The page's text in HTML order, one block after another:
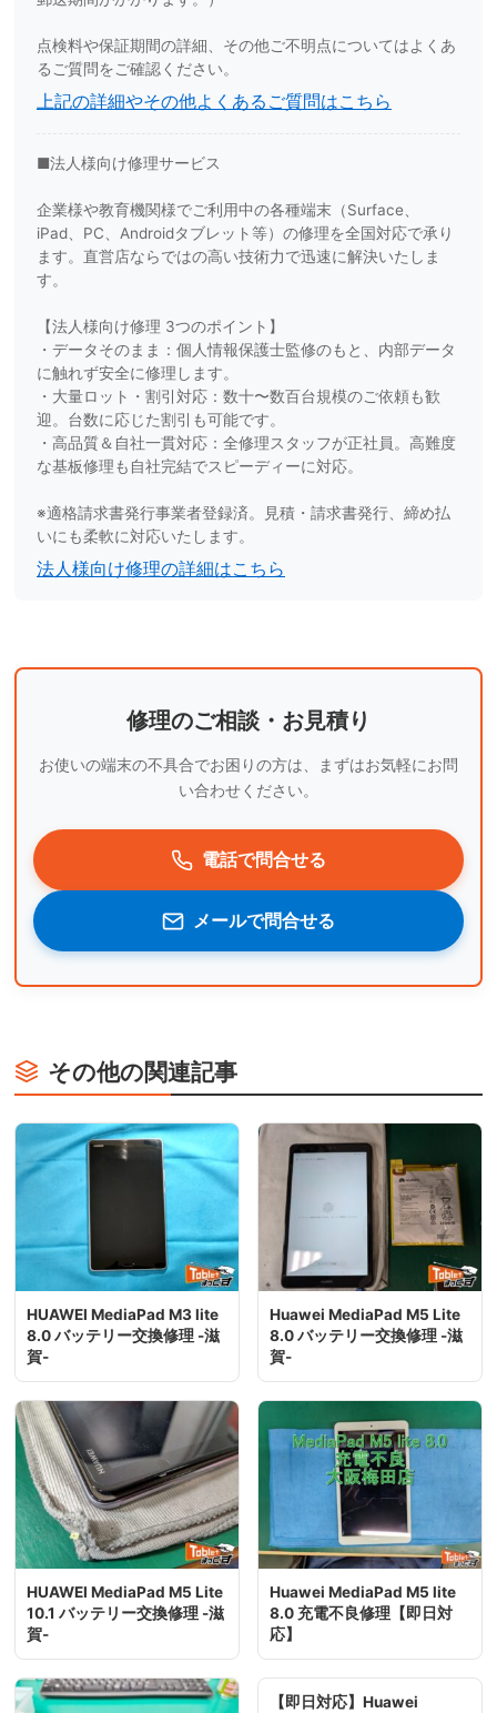
点検料や保証期間の詳細、その他ご不明点についてはよくあ
るご質問をご確認ください。
上記の詳細やその他よくあるご質問はこちら
■法人様向け修理サービス
企業様や教育機関様でご利用中の各種端末（Surface、
iPad、PC、Androidタブレット等）の修理を全国対応で承り
ます。直営店ならではの高い技術力で迅速に解決いたしま
す。
【法人様向け修理 3つのポイント】
・データそのまま：個人情報保護士監修のもと、内部データ
に触れず安全に修理します。
・大量ロット・割引対応：数十〜数百台規模のご依頼も歓
迎。台数に応じた割引も可能です。
・高品質＆自社一貫対応：全修理スタッフが正社員。高難度
な基板修理も自社完結でスピーディーに対応。
※適格請求書発行事業者登録済。見積・請求書発行、締め払
いにも柔軟に対応いたします。
法人様向け修理の詳細はこちら
修理のご相談・お見積り
お使いの端末の不具合でお困りの方は、まずはお気軽にお問
い合わせください。
電話で問合せる
メールで問合せる
その他の関連記事
HUAWEI MediaPad M3 lite
8.0 バッテリー交換修理 -滋
賀-
Huawei MediaPad M5 Lite
8.0 バッテリー交換修理 -滋
賀-
HUAWEI MediaPad M5 Lite
10.1 バッテリー交換修理 -滋
賀-
Huawei MediaPad M5 lite
8.0 充電不良修理【即日対
応】
【即日対応】Huawei